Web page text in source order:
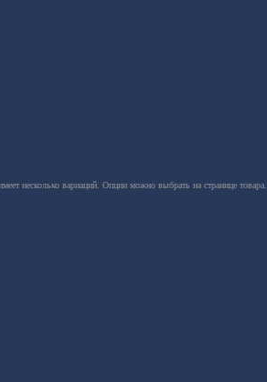
несколько вариаций. Опции можно выбрать на странице товара.